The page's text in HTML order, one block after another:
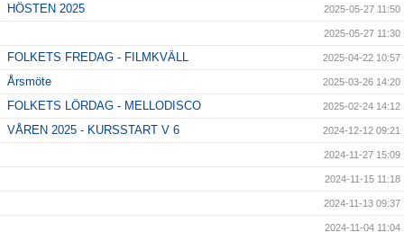
HÖSTEN 2025 2025-05-27 11:50
2025-05-27 11:30
FOLKETS FREDAG - FILMKVÄLL 2025-04-22 10:57
Årsmöte 2025-03-26 14:20
FOLKETS LÖRDAG - MELLODISCO 2025-02-24 14:12
VÅREN 2025 - KURSSTART V 6 2024-12-12 09:21
2024-11-27 15:09
2024-11-15 11:18
2024-11-13 09:37
2024-11-04 11:04